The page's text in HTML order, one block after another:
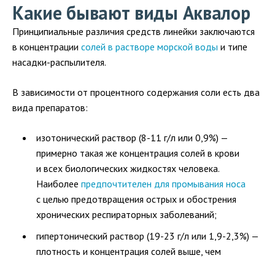
Какие бывают виды Аквалор
Принципиальные различия средств линейки заключаются
в концентрации солей в растворе морской воды и типе
насадки-распылителя.
В зависимости от процентного содержания соли есть два
вида препаратов:
изотонический раствор (8-11 г/л или 0,9%) —
примерно такая же концентрация солей в крови
и всех биологических жидкостях человека.
Наиболее предпочтителен для промывания носа
с целью предотвращения острых и обострения
хронических респираторных заболеваний;
гипертонический раствор (19-23 г/л или 1,9-2,3%) —
плотность и концентрация солей выше, чем